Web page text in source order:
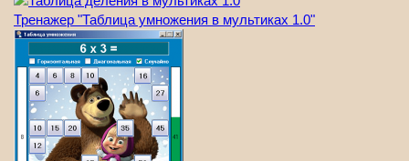
Тренажер "Таблица умножения в мультиках 1.0"